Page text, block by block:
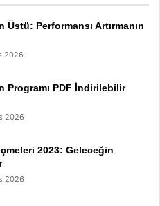
Performansı Artırmanın
2026
Programı PDF İndirilebilir
2026
2023: Geleceğin
2026